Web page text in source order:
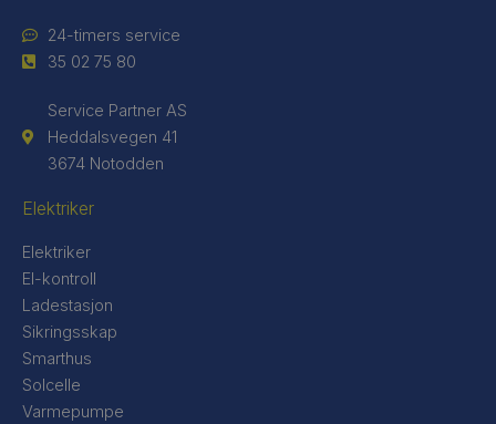
24-timers service
35 02 75 80
Service Partner AS
Heddalsvegen 41
3674 Notodden
Elektriker
Elektriker
El-kontroll
Ladestasjon
Sikringsskap
Smarthus
Solcelle
Varmepumpe